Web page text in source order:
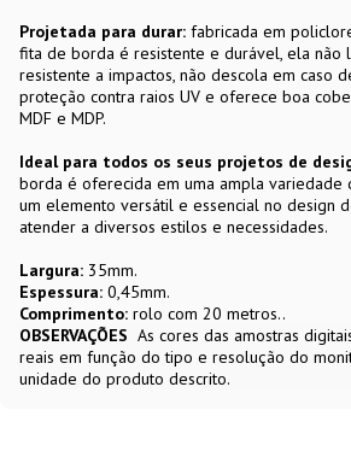
Projetada para durar: fabricada em
fita de borda é resistente e durável, ela não
resistente a impactos, não descola em caso
proteção contra raios UV e oferece boa
MDF e MDP.
Ideal para todos os seus projetos de
borda é oferecida em uma ampla variedade
um elemento versátil e essencial no design
atender a diversos estilos e necessidades.
Largura: 35mm.
Espessura: 0,45mm.
Comprimento: rolo com 20 metros..
OBSERVAÇÕES As cores das amostras
reais em função do tipo e resolução do
unidade do produto descrito.